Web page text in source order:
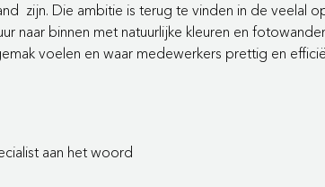
zijn. Die ambitie is terug te vinden in de veelal
naar binnen met natuurlijke kleuren en
voelen en waar medewerkers prettig en
aan het woord